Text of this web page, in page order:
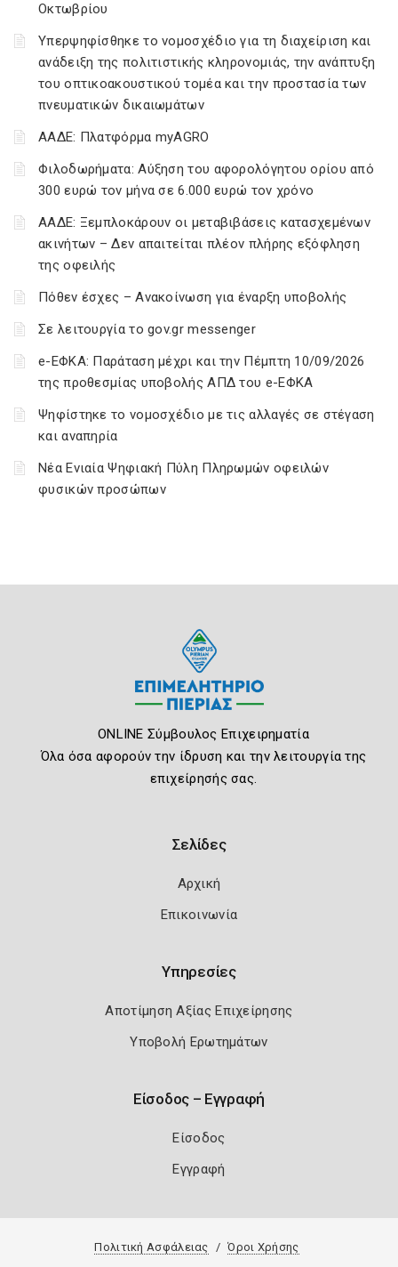
Οκτωβρίου
Υπερψηφίσθηκε το νομοσχέδιο για τη διαχείριση και
ανάδειξη της πολιτιστικής κληρονομιάς, την ανάπτυξη
του οπτικοακουστικού τομέα και την προστασία των
πνευματικών δικαιωμάτων
ΑΑΔΕ: Πλατφόρμα myAGRO
Φιλοδωρήματα: Αύξηση του αφορολόγητου ορίου από
300 ευρώ τον μήνα σε 6.000 ευρώ τον χρόνο
ΑΑΔΕ: Ξεμπλοκάρουν οι μεταβιβάσεις κατασχεμένων
ακινήτων – Δεν απαιτείται πλέον πλήρης εξόφληση
της οφειλής
Πόθεν έσχες – Ανακοίνωση για έναρξη υποβολής
Σε λειτουργία το gov.gr messenger
e-ΕΦΚΑ: Παράταση μέχρι και την Πέμπτη 10/09/2026
της προθεσμίας υποβολής ΑΠΔ του e-ΕΦΚΑ
Ψηφίστηκε το νομοσχέδιο με τις αλλαγές σε στέγαση
και αναπηρία
Νέα Ενιαία Ψηφιακή Πύλη Πληρωμών οφειλών
φυσικών προσώπων
ONLINE Σύμβουλος Επιχειρηματία
Όλα όσα αφορούν την ίδρυση και την λειτουργία της
επιχείρησής σας.
Σελίδες
Αρχική
Επικοινωνία
Υπηρεσίες
Αποτίμηση Αξίας Επιχείρησης
Υποβολή Ερωτημάτων
Είσοδος – Εγγραφή
Είσοδος
Εγγραφή
Πολιτική Ασφάλειας Όροι Χρήσης